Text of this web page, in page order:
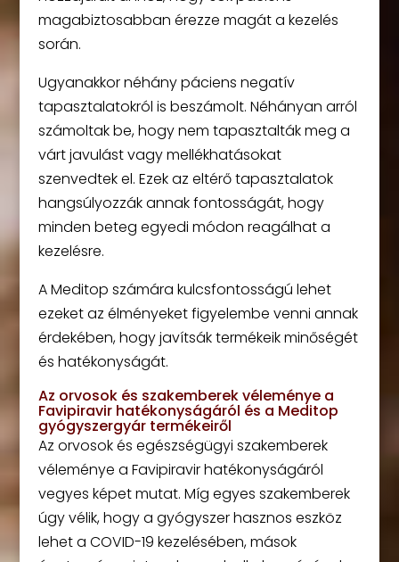
magabiztosabban érezze magát a kezelés
során.
Ugyanakkor néhány páciens negatív
tapasztalatokról is beszámolt. Néhányan arról
számoltak be, hogy nem tapasztalták meg a
várt javulást vagy mellékhatásokat
szenvedtek el. Ezek az eltérő tapasztalatok
hangsúlyozzák annak fontosságát, hogy
minden beteg egyedi módon reagálhat a
kezelésre.
A Meditop számára kulcsfontosságú lehet
ezeket az élményeket figyelembe venni annak
érdekében, hogy javítsák termékeik minőségét
és hatékonyságát.
Az orvosok és szakemberek véleménye a
Favipiravir hatékonyságáról és a Meditop
gyógyszergyár termékeiről
Az orvosok és egészségügyi szakemberek
véleménye a Favipiravir hatékonyságáról
vegyes képet mutat. Míg egyes szakemberek
úgy vélik, hogy a gyógyszer hasznos eszköz
lehet a COVID-19 kezelésében, mások